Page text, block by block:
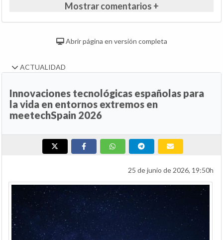
Mostrar comentarios +
Abrir página en versión completa
ACTUALIDAD
Innovaciones tecnológicas españolas para
la vida en entornos extremos en
meetechSpain 2026
25 de junio de 2026, 19:50h